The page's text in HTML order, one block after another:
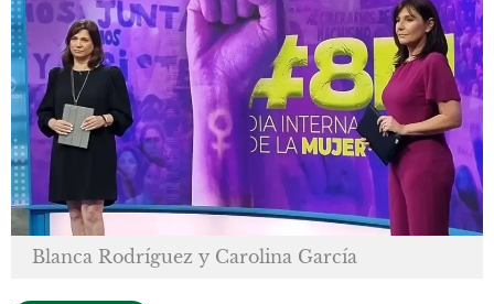
Blanca Rodríguez y Carolina García